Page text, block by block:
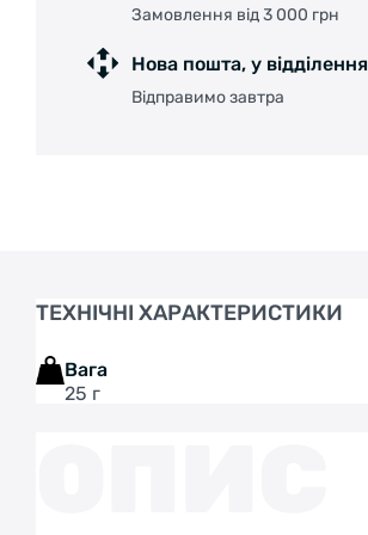
Замовлення від 3 000 грн
Нова пошта, у відділення
Відправимо завтра
ТЕХНІЧНІ ХАРАКТЕРИСТИКИ
Вага
25 г